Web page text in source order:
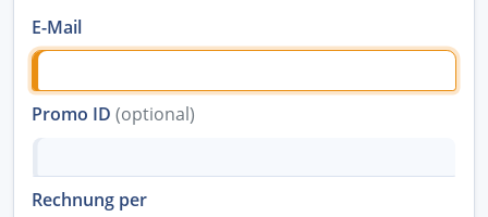
E-Mail
Promo ID (optional)
Rechnung per